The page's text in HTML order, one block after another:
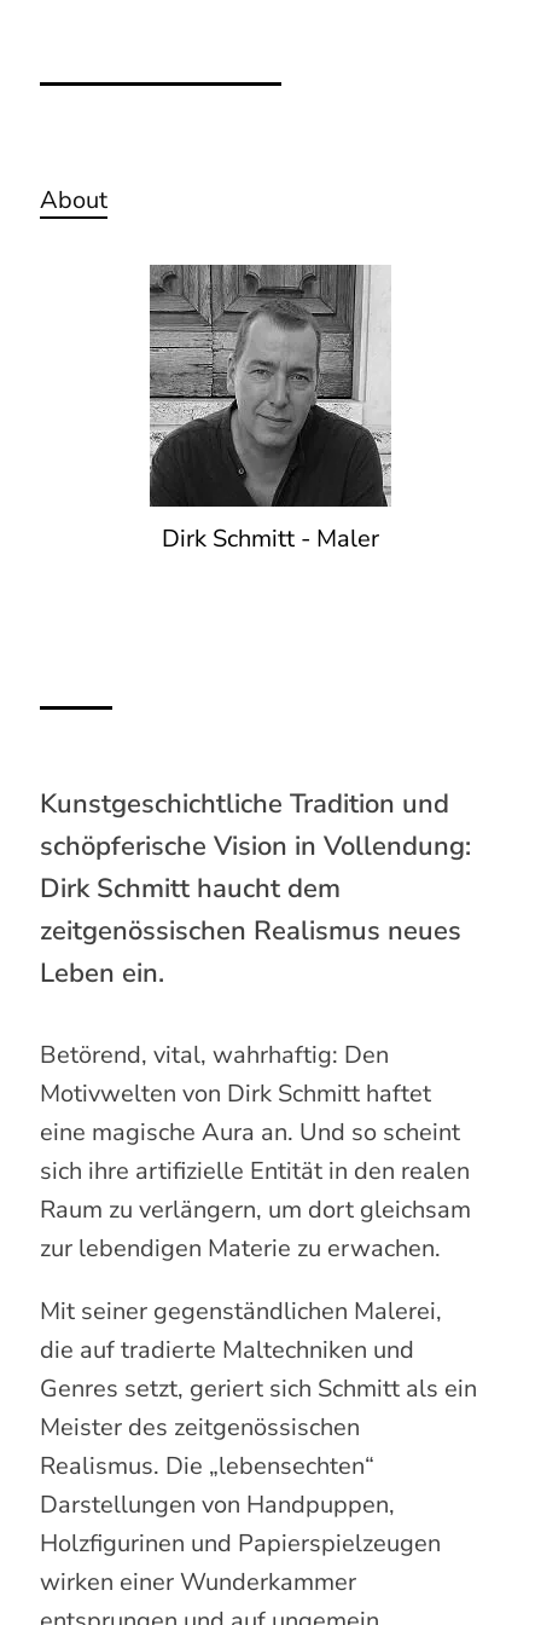
About
Dirk Schmitt - Maler
Kunstgeschichtliche Tradition und
schöpferische Vision in Vollendung:
Dirk Schmitt haucht dem
zeitgenössischen Realismus neues
Leben ein.
Betörend, vital, wahrhaftig: Den
Motivwelten von Dirk Schmitt haftet
eine magische Aura an. Und so scheint
sich ihre artifizielle Entität in den realen
Raum zu verlängern, um dort gleichsam
zur lebendigen Materie zu erwachen.
Mit seiner gegenständlichen Malerei,
die auf tradierte Maltechniken und
Genres setzt, geriert sich Schmitt als ein
Meister des zeitgenössischen
Realismus. Die „lebensechten“
Darstellungen von Handpuppen,
Holzfigurinen und Papierspielzeugen
wirken einer Wunderkammer